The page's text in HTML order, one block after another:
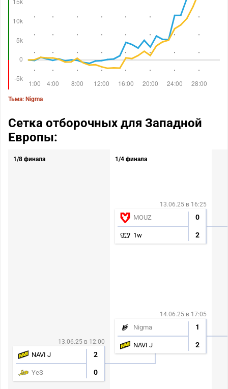
Тьма: Nigma
Сетка отборочных для Западной
Европы:
1/8 финала
13.06.25 в 12:00
NAVI J 2
YeS 0
1/4 финала
13.06.25 в 16:25
MOUZ 0
1w 2
14.06.25 в 17:05
Nigma 1
NAVI J 2